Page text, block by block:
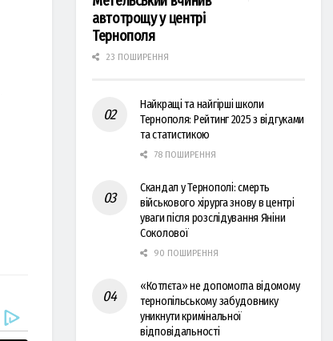
автотрощу у центрі
Тернополя
23 ПОШИРЕННЯ
Найкращі та найгірші школи
Тернополя: Рейтинг 2025 з відгуками
та статистикою
78 ПОШИРЕННЯ
Скандал у Тернополі: смерть
військового хірурга знову в центрі
уваги після розслідування Яніни
Соколової
90 ПОШИРЕННЯ
«Котлєта» не допомогла відомому
тернопільському забудовнику
уникнути кримінальної
відповідальності